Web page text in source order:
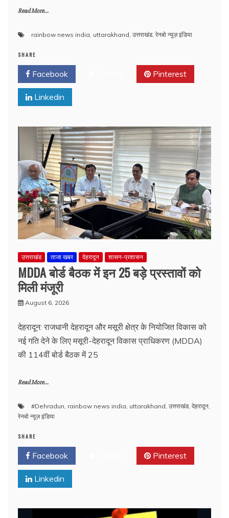
Read More...
rainbow news india, uttarakhand, उत्तराखंड, रेनबो न्यूज़ इंडिया
SHARE
Facebook Pinterest
Linkedin
उत्तराखंड ताजा खबर देहरादून शासन-प्रशासन
MDDA बोर्ड बैठक में इन 25 बड़े प्रस्तावों को
मिली मंजूरी
August 6, 2026
देहरादून: राजधानी देहरादून और मसूरी क्षेत्र के नियोजित विकास को
नई गति देने के लिए मसूरी-देहरादून विकास प्राधिकरण (MDDA)
की 114वीं बोर्ड बैठक में 25
Read More...
#Dehradun, rainbow news india, uttarakhand, उत्तराखंड, देहरादून,
रेनबो न्यूज़ इंडिया
SHARE
Facebook Pinterest
Linkedin